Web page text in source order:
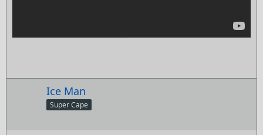
Ice Man
Super Cape